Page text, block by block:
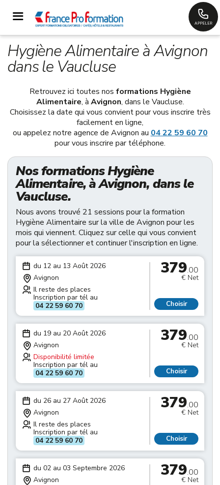
APPELER
Hygiène Alimentaire à Avignon
dans le Vaucluse
Retrouvez ici toutes nos formations Hygiène
Alimentaire, à Avignon, dans le Vaucluse.
Choisissez la date qui vous convient pour vous inscrire très
facilement en ligne,
ou appelez notre agence de Avignon au 04 22 59 60 70
pour vous inscrire par téléphone.
Nos formations Hygiène
Alimentaire, à Avignon, dans le
Vaucluse.
Nous avons trouvé 21 sessions pour la formation
Hygiène Alimentaire sur la ville de Avignon pour les
mois qui viennent. Cliquez sur celle qui vous convient
pour la sélectionner et continuer l'inscription en ligne.
du 12 au 13 Août 2026
Avignon
Il reste des places
Inscription par tél au
04 22 59 60 70
379.00
€ Net
Choisir
du 19 au 20 Août 2026
Avignon
Disponibilité limitée
Inscription par tél au
04 22 59 60 70
379.00
€ Net
Choisir
du 26 au 27 Août 2026
Avignon
Il reste des places
Inscription par tél au
04 22 59 60 70
379.00
€ Net
Choisir
du 02 au 03 Septembre 2026
Avignon
379.00
€ Net